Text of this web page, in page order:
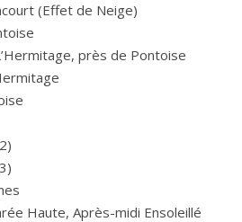
(Effet de Neige)
près de Pontoise
Haute, Après-midi Ensoleillé